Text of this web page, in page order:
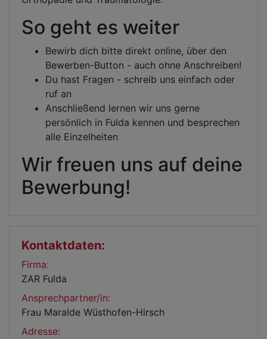
So geht es weiter
Bewirb dich bitte direkt online, über den
Bewerben-Button - auch ohne Anschreiben!
Du hast Fragen - schreib uns einfach oder
ruf an
Anschließend lernen wir uns gerne
persönlich in Fulda kennen und besprechen
alle Einzelheiten
Wir freuen uns auf deine
Bewerbung!
Kontaktdaten:
Firma:
ZAR Fulda
Ansprechpartner/in:
Frau Maralde Wüsthofen-Hirsch
Adresse: